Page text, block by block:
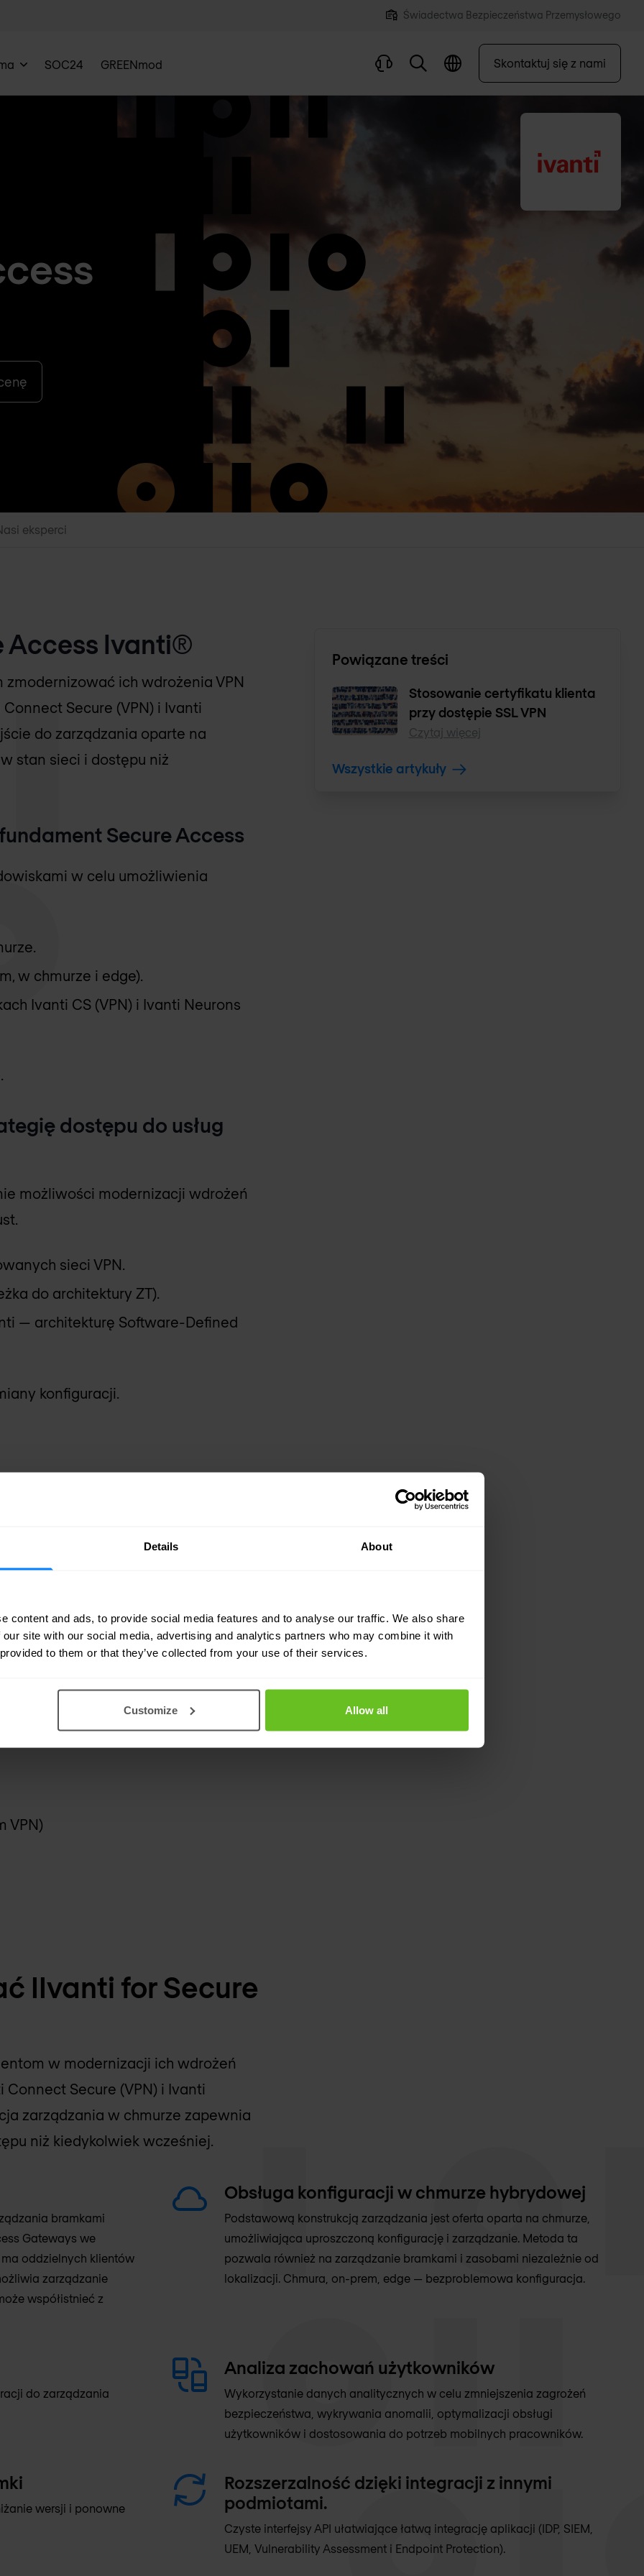
Details About
content and ads, to provide social media features and to analyse our traffic. We also share
site with our social media, advertising and analytics partners who may combine it with
to them or that they’ve collected from your use of their services.
Customize Allow all
Świadectwa Bezpieczeństwa Przemysłowego
SOC24 GREENmod Skontaktuj się z nami
eksperci
Access Ivanti®
ich wdrożenia VPN
Secure (VPN) i Ivanti
do zarządzania oparte na
stan sieci i dostępu niż
Secure Access
w celu umożliwienia
w chmurze i edge).
Ivanti CS (VPN) i Ivanti Neurons
dostępu do usług
możliwości modernizacji wdrożeń
sieci VPN.
do architektury ZT).
— architekturę Software-Defined
konfiguracji.
bezpieczeństwa i
w celu wstępnego
the fly”.
wszystkich bramek, użytkowników,
20 razy więcej czasu potrzebnego
VPN)
Powiązane treści
Stosowanie certyfikatu klienta
przy dostępie SSL VPN
Czytaj więcej
Wszystkie artykuły
IIvanti for Secure
w modernizacji ich wdrożeń
Secure (VPN) i Ivanti
zarządzania w chmurze zapewnia
niż kiedykolwiek wcześniej.
bramkami
Gateways we
oddzielnych klientów
zarządzanie
współistnieć z
Obsługa konfiguracji w chmurze hybrydowej
Podstawową konstrukcją zarządzania jest oferta oparta na chmurze,
umożliwiająca uproszczoną konfigurację i zarządzanie. Metoda ta
pozwala również na zarządzanie bramkami i zasobami niezależnie od
lokalizacji. Chmura, on-prem, edge — bezproblemowa konfiguracja.
do zarządzania
Analiza zachowań użytkowników
Wykorzystanie danych analitycznych w celu zmniejszenia zagrożeń
bezpieczeństwa, wykrywania anomalii, optymalizacji obsługi
użytkowników i dostosowania do potrzeb mobilnych pracowników.
wersji i ponowne
Rozszerzalność dzięki integracji z innymi
podmiotami.
Czyste interfejsy API ułatwiające łatwą integrację aplikacji (IDP, SIEM,
UEM, Vulnerability Assessment i Endpoint Protection).